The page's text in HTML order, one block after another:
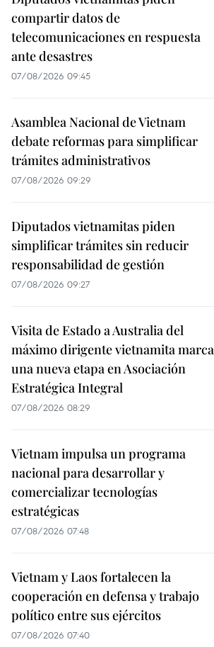
compartir datos de
telecomunicaciones en respuesta
ante desastres
07/08/2026 09:45
Asamblea Nacional de Vietnam
debate reformas para simplificar
trámites administrativos
07/08/2026 09:29
Diputados vietnamitas piden
simplificar trámites sin reducir
responsabilidad de gestión
07/08/2026 09:27
Visita de Estado a Australia del
máximo dirigente vietnamita marca
una nueva etapa en Asociación
Estratégica Integral
07/08/2026 08:29
Vietnam impulsa un programa
nacional para desarrollar y
comercializar tecnologías
estratégicas
07/08/2026 07:48
Vietnam y Laos fortalecen la
cooperación en defensa y trabajo
político entre sus ejércitos
07/08/2026 07:40